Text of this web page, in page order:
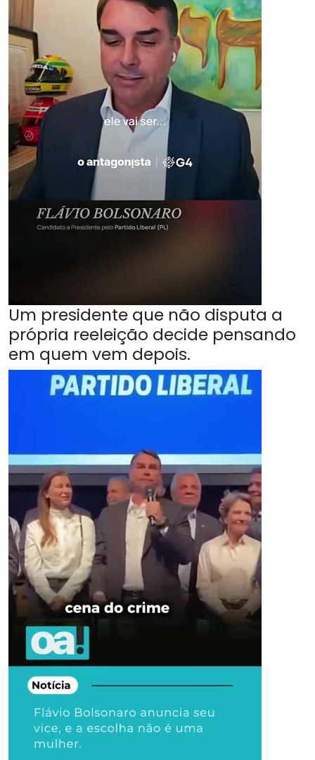
Um presidente que não disputa a
própria reeleição decide pensando
em quem vem depois.